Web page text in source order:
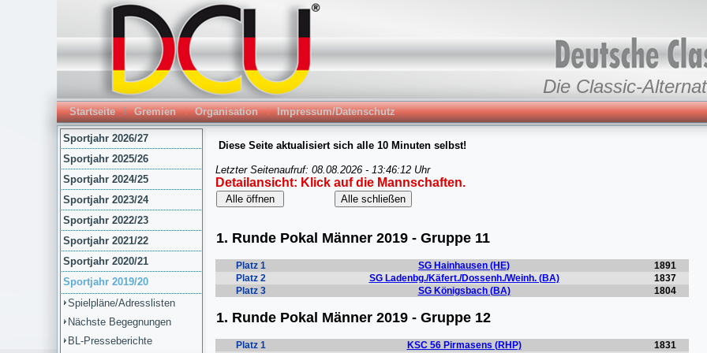
Die Classic-
Startseite Gremien Organisation Impressum/Datenschutz
Sportjahr 2026/27
Sportjahr 2025/26
Sportjahr 2024/25
Sportjahr 2023/24
Sportjahr 2022/23
Sportjahr 2021/22
Sportjahr 2020/21
Sportjahr 2019/20
Spielpläne/Adresslisten
Nächste Begegnungen
BL-Presseberichte